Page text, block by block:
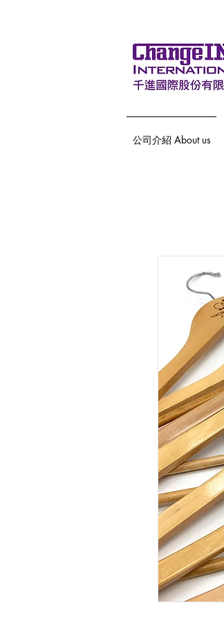
公司介紹 About us